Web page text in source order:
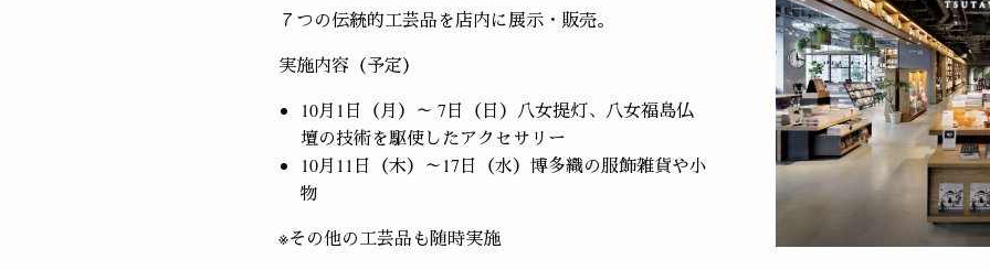
７つの伝統的工芸品を店内に展示・販売。
実施内容（予定）
10月1日（月）～ 7日（日）八女提灯、八女福島仏
壇の技術を駆使したアクセサリー
10月11日（木）～17日（水）博多織の服飾雑貨や小
物
※その他の工芸品も随時実施